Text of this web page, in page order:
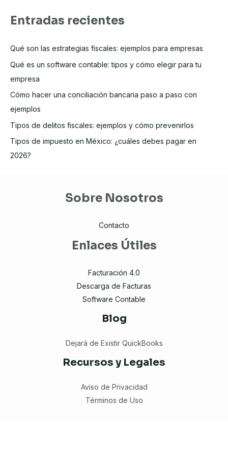
Entradas recientes
Qué son las estrategias fiscales: ejemplos para empresas
Qué es un software contable: tipos y cómo elegir para tu
empresa
Cómo hacer una conciliación bancaria paso a paso con
ejemplos
Tipos de delitos fiscales: ejemplos y cómo prevenirlos
Tipos de impuesto en México: ¿cuáles debes pagar en
2026?
Sobre Nosotros
Contacto
Enlaces Útiles
Facturación 4.0
Descarga de Facturas
Software Contable
Blog
Dejará de Existir QuickBooks
Recursos y Legales
Aviso de Privacidad
Términos de Uso